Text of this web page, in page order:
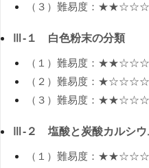
（３）難易度：★★☆☆☆
Ⅲ-１ 白色粉末の分類
（１）難易度：★★☆☆☆
（２）難易度：★☆☆☆☆
（３）難易度：★★☆☆☆
Ⅲ-２ 塩酸と炭酸カルシウ
（１）難易度：★★☆☆☆